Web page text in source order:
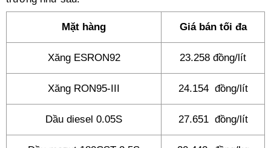
Mặt hàng Giá bán tối đa
Xăng ESRON92 23.258 đồng/lít
Xăng RON95-III 24.154 đồng/lít
Dầu diesel 0.05S 27.651 đồng/lít